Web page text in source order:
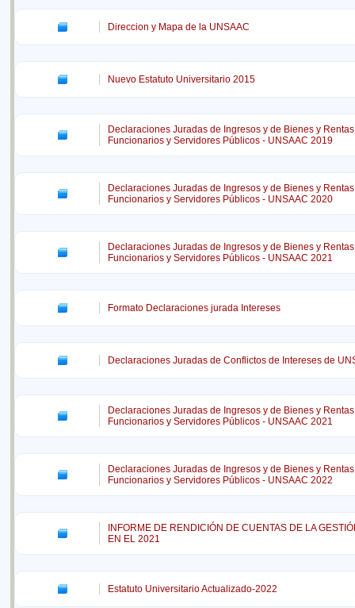
Direccion y Mapa de la UNSAAC
Nuevo Estatuto Universitario 2015
Declaraciones Juradas de Ingresos y de Bienes y
Funcionarios y Servidores Públicos - UNSAAC 2019
Declaraciones Juradas de Ingresos y de Bienes y
Funcionarios y Servidores Públicos - UNSAAC 2020
Declaraciones Juradas de Ingresos y de Bienes y
Funcionarios y Servidores Públicos - UNSAAC 2021
Formato Declaraciones jurada Intereses
Declaraciones Juradas de Conflictos de Intereses de
Declaraciones Juradas de Ingresos y de Bienes y
Funcionarios y Servidores Públicos - UNSAAC 2021
Declaraciones Juradas de Ingresos y de Bienes y
Funcionarios y Servidores Públicos - UNSAAC 2022
INFORME DE RENDICIÓN DE CUENTAS DE LA
EN EL 2021
Estatuto Universitario Actualizado-2022